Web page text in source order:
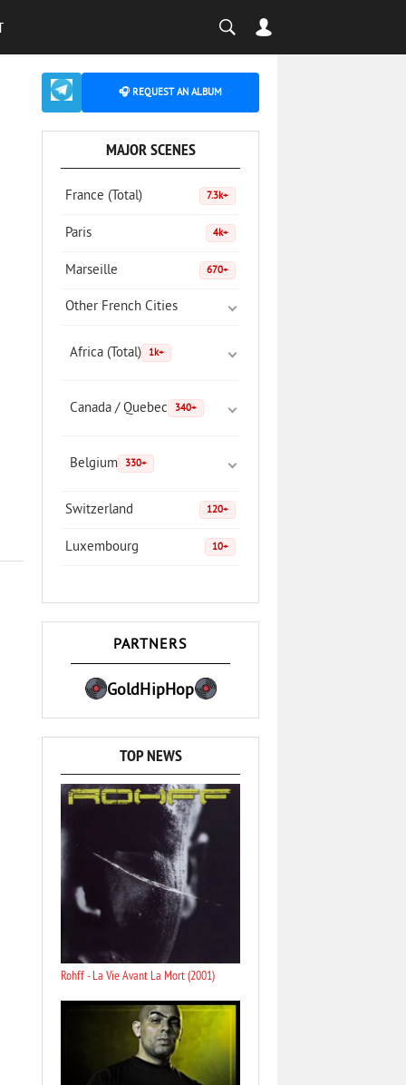
🎧 REQUEST AN ALBUM
MAJOR SCENES
France (Total) 7.3k+
Paris 4k+
Marseille 670+
Other French Cities
Africa (Total) 1k+
Canada / Quebec 340+
Belgium 330+
Switzerland 120+
Luxembourg 10+
PARTNERS
GoldHipHop
TOP NEWS
Rohff - La Vie Avant La Mort (2001)